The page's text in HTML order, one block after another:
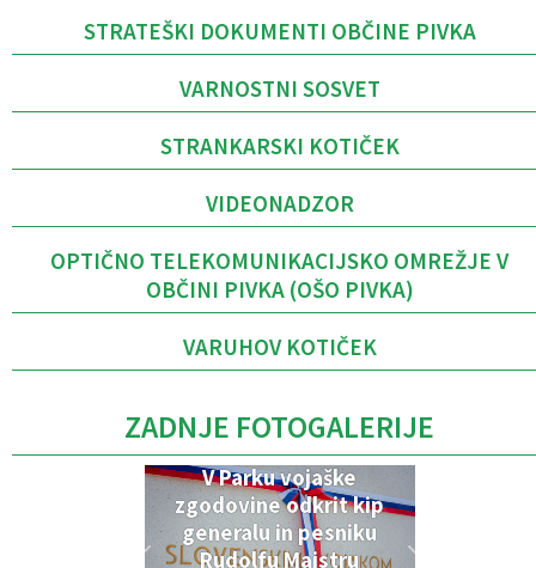
STRATEŠKI DOKUMENTI OBČINE PIVKA
VARNOSTNI SOSVET
STRANKARSKI KOTIČEK
VIDEONADZOR
OPTIČNO TELEKOMUNIKACIJSKO OMREŽJE V
OBČINI PIVKA (OŠO PIVKA)
VARUHOV KOTIČEK
ZADNJE FOTOGALERIJE
V Parku vojaške
zgodovine odkrit kip
generalu in pesniku
Rudolfu Maistru